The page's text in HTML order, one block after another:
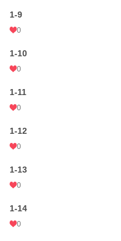
1-9
0
1-10
0
1-11
0
1-12
0
1-13
0
1-14
0